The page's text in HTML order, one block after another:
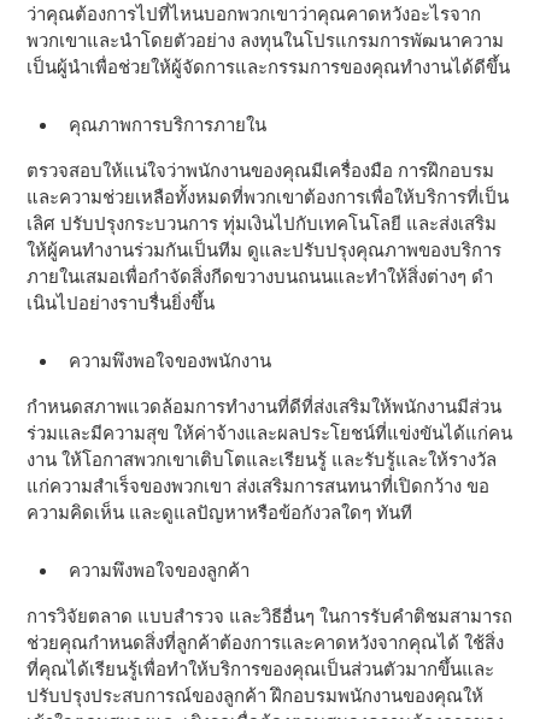
ว่าคุณต้องการไปที่ไหนบอกพวกเขาว่าคุณคาดหวังอะไรจาก
พวกเขาและนําโดยตัวอย่าง ลงทุนในโปรแกรมการพัฒนาความ
เป็นผู้นําเพื่อช่วยให้ผู้จัดการและกรรมการของคุณทํางานได้ดีขึ้น
คุณภาพการบริการภายใน
ตรวจสอบให้แน่ใจว่าพนักงานของคุณมีเครื่องมือ การฝึกอบรม
และความช่วยเหลือทั้งหมดที่พวกเขาต้องการเพื่อให้บริการที่เป็น
เลิศ ปรับปรุงกระบวนการ ทุ่มเงินไปกับเทคโนโลยี และส่งเสริม
ให้ผู้คนทํางานร่วมกันเป็นทีม ดูและปรับปรุงคุณภาพของบริการ
ภายในเสมอเพื่อกําจัดสิ่งกีดขวางบนถนนและทําให้สิ่งต่างๆ ดํา
เนินไปอย่างราบรื่นยิ่งขึ้น
ความพึงพอใจของพนักงาน
กําหนดสภาพแวดล้อมการทํางานที่ดีที่ส่งเสริมให้พนักงานมีส่วน
ร่วมและมีความสุข ให้ค่าจ้างและผลประโยชน์ที่แข่งขันได้แก่คน
งาน ให้โอกาสพวกเขาเติบโตและเรียนรู้ และรับรู้และให้รางวัล
แก่ความสําเร็จของพวกเขา ส่งเสริมการสนทนาที่เปิดกว้าง ขอ
ความคิดเห็น และดูแลปัญหาหรือข้อกังวลใดๆ ทันที
ความพึงพอใจของลูกค้า
การวิจัยตลาด แบบสํารวจ และวิธีอื่นๆ ในการรับคําติชมสามารถ
ช่วยคุณกําหนดสิ่งที่ลูกค้าต้องการและคาดหวังจากคุณได้ ใช้สิ่ง
ที่คุณได้เรียนรู้เพื่อทําให้บริการของคุณเป็นส่วนตัวมากขึ้นและ
ปรับปรุงประสบการณ์ของลูกค้า ฝึกอบรมพนักงานของคุณให้